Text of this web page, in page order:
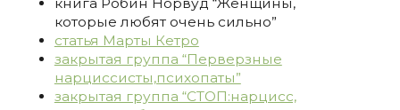
которые любят очень сильно”
статья Марты Кетро
закрытая группа “Перверзные
нарциссисты,психопаты”
закрытая группа “СТОП:нарцисс,